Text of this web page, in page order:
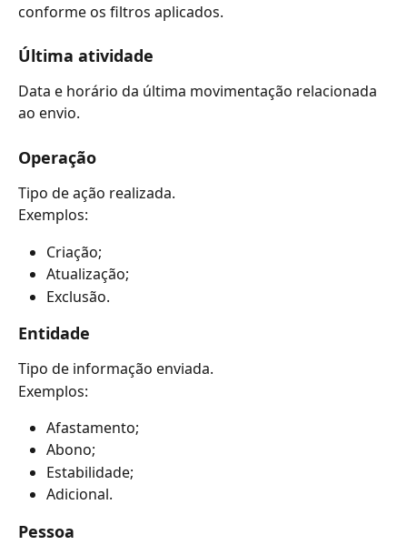
conforme os filtros aplicados.
Última atividade
Data e horário da última movimentação relacionada
ao envio.
Operação
Tipo de ação realizada.
Exemplos:
Criação;
Atualização;
Exclusão.
Entidade
Tipo de informação enviada.
Exemplos:
Afastamento;
Abono;
Estabilidade;
Adicional.
Pessoa